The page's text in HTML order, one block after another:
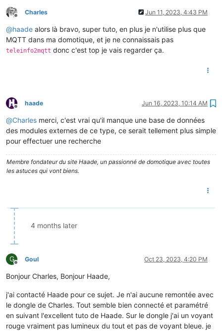
Offline
Charles Jun 11, 2023, 4:43 PM
@haade alors là bravo, super tuto, en plus je n'utilise plus que
MQTT dans ma domotique, et je ne connaissais pas
teleinfo2mqtt donc c'est top je vais regarder ça.
Offline
haade Jun 16, 2023, 10:14 AM
@Charles merci, c'est vrai qu'il manque une base de données
des modules externes de ce type, ce serait tellement plus simple
pour effectuer une recherche
Membre fondateur du site Haade, un passionné de domotique avec toutes
les astuces qui vont biens.
4 months later
G
Offline
Goul Oct 23, 2023, 4:20 PM
Bonjour Charles, Bonjour Haade,
j'ai contacté Haade pour ce sujet. Je n'ai aucune remontée avec
le dongle de Charles. Tout semble bien connecté et paramétré
en suivant l'excellent tuto de Haade. Sur le dongle j'ai un voyant
rouge vraiment pas lumineux du tout et pas de voyant bleue. je